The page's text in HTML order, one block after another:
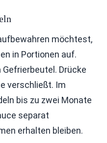
möchtest,
in Portionen auf.
Drücke
verschließt. Im
bis zu zwei Monate
separat
erhalten bleiben.